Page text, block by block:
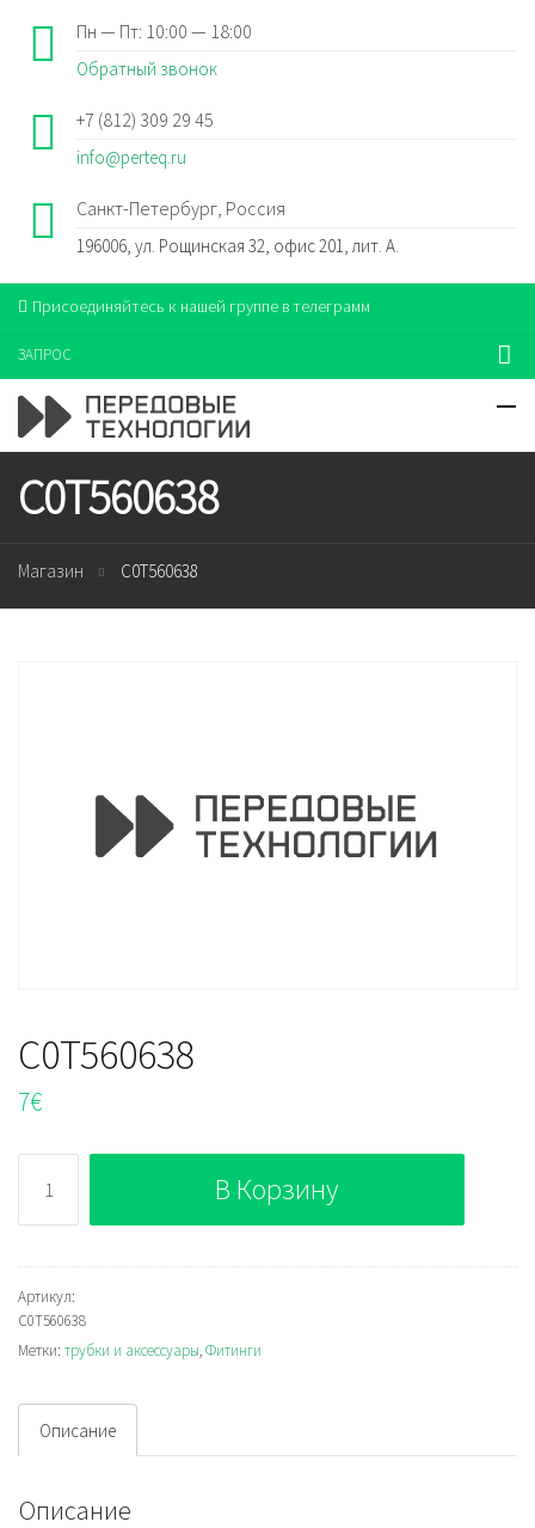
Пн — Пт: 10:00 — 18:00
Обратный звонок
+7 (812) 309 29 45
info@perteq.ru
Санкт-Петербург, Россия
196006, ул. Рощинская 32, офис 201, лит. А.
Присоединяйтесь к нашей группе в телеграмм
ЗАПРОС
C0T560638
Магазин C0T560638
C0T560638
7€
C0T560638
В Корзину
Артикул:
C0T560638
Метки: трубки и аксессуары,Фитинги
Описание
Описание